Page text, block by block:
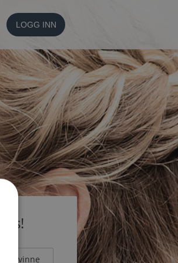
LOGG INN
Kvinne